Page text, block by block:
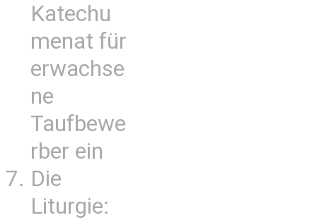
Katechu
menat für
erwachse
ne
Taufbewe
rber ein
Die
Liturgie: